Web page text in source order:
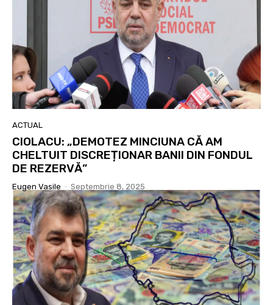
ACTUAL
CIOLACU: „DEMOTEZ MINCIUNA CĂ AM
CHELTUIT DISCREȚIONAR BANII DIN FONDUL
DE REZERVĂ”
Eugen Vasile - Septembrie 8, 2025